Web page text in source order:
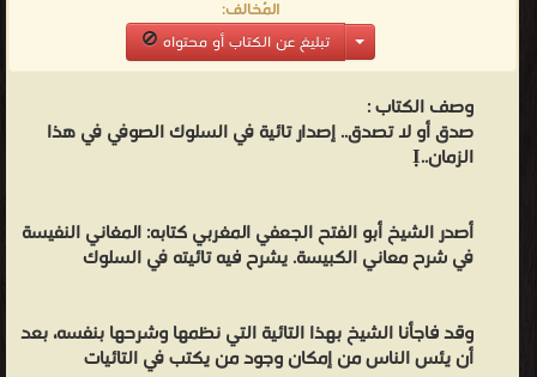
المُخالف:
تبليغ عن الكتاب أو محتواه
وصف الكتاب :
صدق أو لا تصدق.. إصدار تائية في السلوك الصوفي في هذا
الزمان..Ị
أصدر الشيخ أبو الفتح الجعفي المغربي كتابه: المغاني النفيسة
في شرح معاني الكبيسة. يشرح فيه تائيته في السلوك
وقد فاجأنا الشيخ بهذا التائية التي نظمها وشرحها بنفسه، بعد
أن يئس الناس من إمكان وجود من يكتب في التائيات